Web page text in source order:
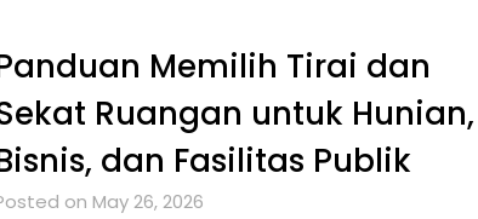
Memilih Tirai dan
Ruangan untuk Hunian,
dan Fasilitas Publik
on May 26, 2026